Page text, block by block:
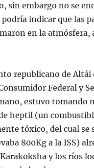
sin embargo no se
indicar que las
en la atmósfera,
republicano de Altái
Federal y
estuvo tomando
heptil (un
tóxico, del cual se
800Kg a la ISS)
y los ríos